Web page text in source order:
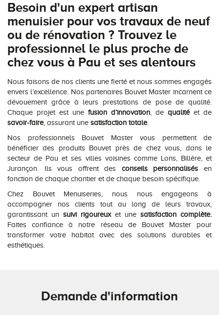
Besoin d'un expert artisan
menuisier pour vos travaux de neuf
ou de rénovation ? Trouvez le
professionnel le plus proche de
chez vous à Pau et ses alentours
Nous faisons de nos clients une fierté et nous sommes engagés
envers l’excellence. Nos partenaires Bouvet Master incarnent ce
dévouement grâce à leurs prestations de pose de qualité.
Chaque projet est une fusion d’innovation , de qualité et de
savoir-faire, assurant une satisfaction totale.
Nos professionnels Bouvet Master vous permettent de
bénéficier des produits Bouvet près de chez vous, dans le
secteur de Pau et ses villes voisines comme Lons, Billère, et
Jurançon. Ils vous offrent des conseils personnalisés en
fonction de chaque chantier et de chaque besoin spécifique.
Chez Bouvet Menuiseries, nous nous engageons à
accompagner nos clients tout au long de leurs travaux,
garantissant un suivi rigoureuxet une satisfaction complète.
Faites confiance à notre réseau de Bouvet Master pour
transformer votre habitat avec des solutions durables et
esthétiques.
Demande d'information